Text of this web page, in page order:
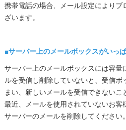
携帯電話の場合、メール設定によりブ
ざいます。
■サーバー上のメールボックスがいっ
サーバー上のメールボックスには容量
ルを受信し削除していないと、受信ボ
まい、新しいメールを受信できないこ
最近、メールを使用されていないお客
サーバーのメールを削除してください。